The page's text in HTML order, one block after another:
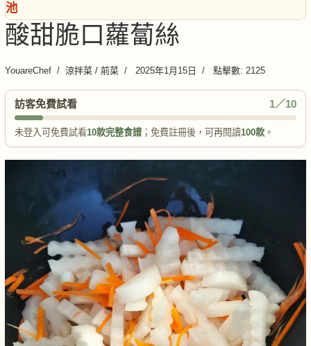
池
酸甜脆口蘿蔔絲
YouareChef 涼拌菜 / 前菜 2025年1月15日 點擊數: 2125
訪客免費試看 1／10
未登入可免費試看10款完整食譜 ；免費註冊後，可再閱讀100款 。